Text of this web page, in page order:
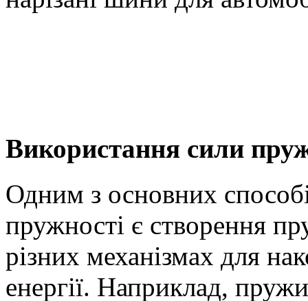
Використання сили
Одним з основних
пружності є створення
різних механізмах для
енергії. Наприклад,